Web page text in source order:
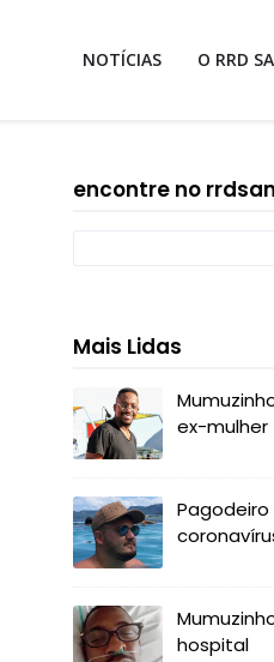
NOTÍCIAS O RRD
encontre no
Mais Lidas
ex-mulher
hospital